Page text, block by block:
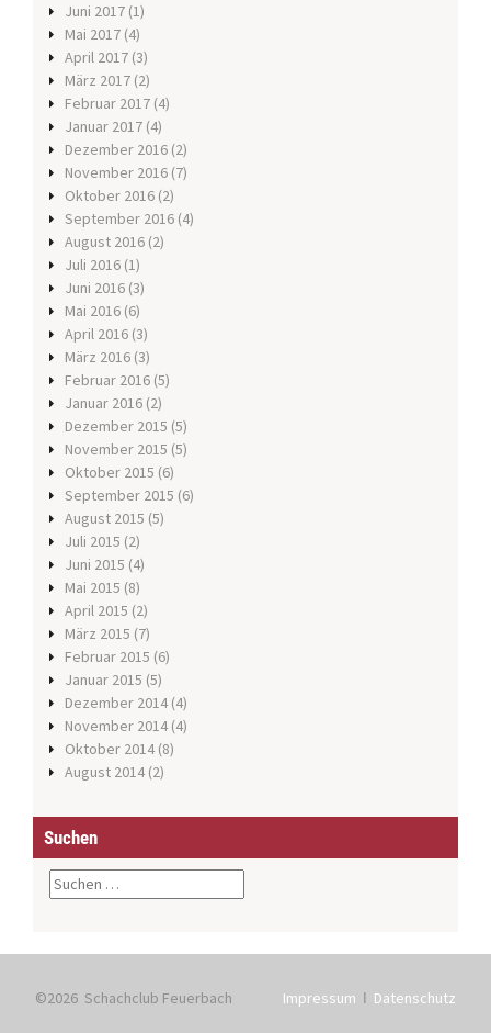
Juni 2017 (1)
Mai 2017 (4)
April 2017 (3)
März 2017 (2)
Februar 2017 (4)
Januar 2017 (4)
Dezember 2016 (2)
November 2016 (7)
Oktober 2016 (2)
September 2016 (4)
August 2016 (2)
Juli 2016 (1)
Juni 2016 (3)
Mai 2016 (6)
April 2016 (3)
März 2016 (3)
Februar 2016 (5)
Januar 2016 (2)
Dezember 2015 (5)
November 2015 (5)
Oktober 2015 (6)
September 2015 (6)
August 2015 (5)
Juli 2015 (2)
Juni 2015 (4)
Mai 2015 (8)
April 2015 (2)
März 2015 (7)
Februar 2015 (6)
Januar 2015 (5)
Dezember 2014 (4)
November 2014 (4)
Oktober 2014 (8)
August 2014 (2)
Suchen
S
u
n
©2026 Schachclub Feuerbach Impressum ǀ Datenschutz